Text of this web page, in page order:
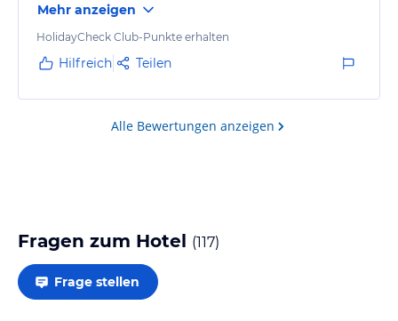
Ecke zum Entspannen. Einen Mietwagen würden wir
trotzdem empfehlen, wenn man sich auf der Insel
Sehenswürdigkeiten ansehen will. Man kann
bekommen.
Mehr anzeigen
HolidayCheck Club-Punkte erhalten
Hilfreich Teilen
Alle Bewertungen anzeigen
Fragen zum Hotel (117)
Frage stellen